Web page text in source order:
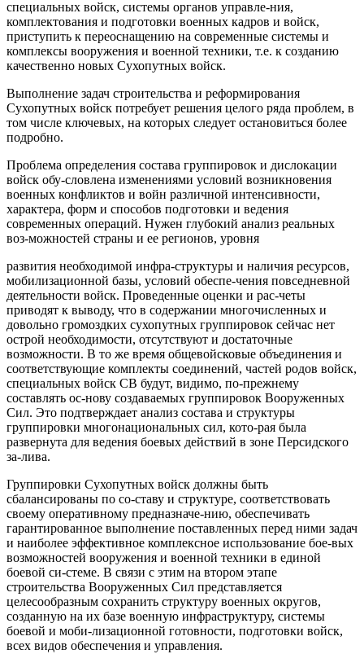
специальных войск, системы органов управле-ния,
комплектования и подготовки военных кадров и войск,
приступить к переоснащению на современные системы и
комплексы вооружения и военной техники, т.е. к созданию
качественно новых Сухопутных войск.
Выполнение задач строительства и реформирования
Сухопутных войск потребует решения целого ряда проблем, в
том числе ключевых, на которых следует остановиться более
подробно.
Проблема определения состава группировок и дислокации
войск обу-словлена изменениями условий возникновения
военных конфликтов и войн различной интенсивности,
характера, форм и способов подготовки и ведения
современных операций. Нужен глубокий анализ реальных
воз-можностей страны и ее регионов, уровня
развития необходимой инфра-структуры и наличия ресурсов,
мобилизационной базы, условий обеспе-чения повседневной
деятельности войск. Проведенные оценки и рас-четы
приводят к выводу, что в содержании многочисленных и
довольно громоздких сухопутных группировок сейчас нет
острой необходимости, отсутствуют и достаточные
возможности. В то же время общевойсковые объединения и
соответствующие комплекты соединений, частей родов войск,
специальных войск СВ будут, видимо, по-прежнему
составлять ос-нову создаваемых группировок Вооруженных
Сил. Это подтверждает анализ состава и структуры
группировки многонациональных сил, кото-рая была
развернута для ведения боевых действий в зоне Персидского
за-лива.
Группировки Сухопутных войск должны быть
сбалансированы по со-ставу и структуре, соответствовать
своему оперативному предназначе-нию, обеспечивать
гарантированное выполнение поставленных перед ними задач
и наиболее эффективное комплексное использование бое-вых
возможностей вооружения и военной техники в единой
боевой си-стеме. В связи с этим на втором этапе
строительства Вооруженных Сил представляется
целесообразным сохранить структуру военных округов,
созданную на их базе военную инфраструктуру, системы
боевой и моби-лизационной готовности, подготовки войск,
всех видов обеспечения и управления.